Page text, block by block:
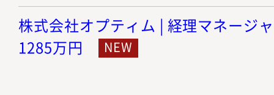
株式会社オプティム | 経理マネージ
1285万円